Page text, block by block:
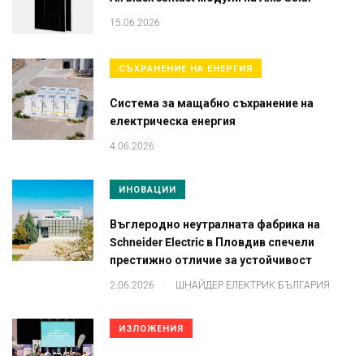
15.06.2026
СЪХРАНЕНИЕ НА ЕНЕРГИЯ
Система за мащабно съхранение на
електрическа енергия
4.06.2026
ИНОВАЦИИ
Въглеродно неутралната фабрика на
Schneider Electric в Пловдив спечели
престижно отличие за устойчивост
2.06.2026 . ШНАЙДЕР ЕЛЕКТРИК БЪЛГАРИЯ
ИЗЛОЖЕНИЯ